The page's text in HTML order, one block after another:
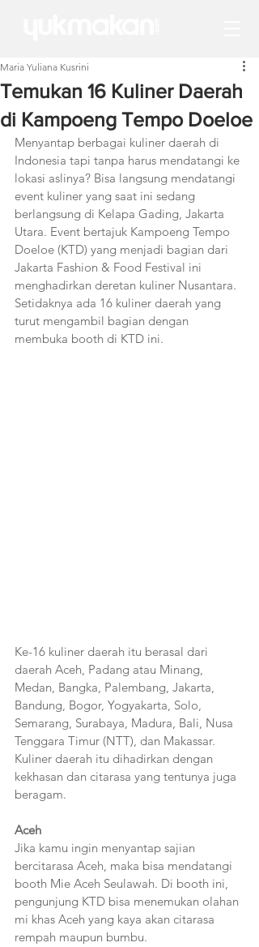
Temukan 16 Kuliner Daerah
di Kampoeng Tempo Doeloe
Maria Yuliana Kusrini
Menyantap berbagai kuliner daerah di
Indonesia tapi tanpa harus mendatangi ke
lokasi aslinya? Bisa langsung mendatangi
event kuliner yang saat ini sedang
berlangsung di Kelapa Gading, Jakarta
Utara. Event bertajuk Kampoeng Tempo
Doeloe (KTD) yang menjadi bagian dari
Jakarta Fashion & Food Festival ini
menghadirkan deretan kuliner Nusantara.
Setidaknya ada 16 kuliner daerah yang
turut mengambil bagian dengan
membuka booth di KTD ini.
Ke-16 kuliner daerah itu berasal dari
daerah Aceh, Padang atau Minang,
Medan, Bangka, Palembang, Jakarta,
Bandung, Bogor, Yogyakarta, Solo,
Semarang, Surabaya, Madura, Bali, Nusa
Tenggara Timur (NTT), dan Makassar.
Kuliner daerah itu dihadirkan dengan
kekhasan dan citarasa yang tentunya juga
beragam.
Aceh
Jika kamu ingin menyantap sajian
bercitarasa Aceh, maka bisa mendatangi
booth Mie Aceh Seulawah. Di booth ini,
pengunjung KTD bisa menemukan olahan
mi khas Aceh yang kaya akan citarasa
rempah maupun bumbu.